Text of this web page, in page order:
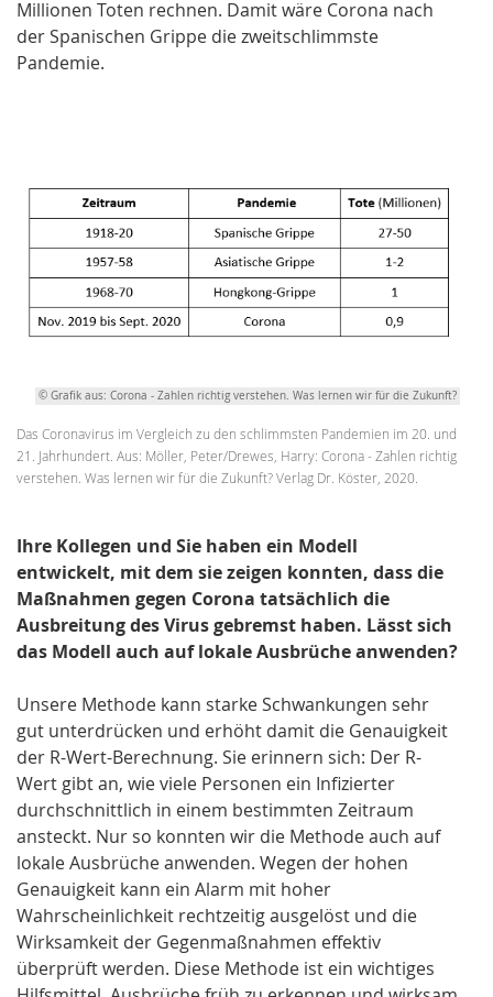
Millionen Toten rechnen. Damit wäre Corona nach
der Spanischen Grippe die zweitschlimmste
Pandemie.
© Grafik aus: Corona - Zahlen richtig verstehen. Was lernen wir für die Zukunft?
Das Coronavirus im Vergleich zu den schlimmsten Pandemien im 20. und
21. Jahrhundert. Aus: Möller, Peter/Drewes, Harry: Corona - Zahlen richtig
verstehen. Was lernen wir für die Zukunft? Verlag Dr. Köster, 2020.
Ihre Kollegen und Sie haben ein Modell
entwickelt, mit dem sie zeigen konnten, dass die
Maßnahmen gegen Corona tatsächlich die
Ausbreitung des Virus gebremst haben. Lässt sich
das Modell auch auf lokale Ausbrüche anwenden?
Unsere Methode kann starke Schwankungen sehr
gut unterdrücken und erhöht damit die Genauigkeit
der R-Wert-Berechnung. Sie erinnern sich: Der R-
Wert gibt an, wie viele Personen ein Infizierter
durchschnittlich in einem bestimmten Zeitraum
ansteckt. Nur so konnten wir die Methode auch auf
lokale Ausbrüche anwenden. Wegen der hohen
Genauigkeit kann ein Alarm mit hoher
Wahrscheinlichkeit rechtzeitig ausgelöst und die
Wirksamkeit der Gegenmaßnahmen effektiv
überprüft werden. Diese Methode ist ein wichtiges